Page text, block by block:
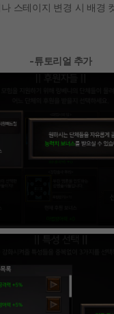
스테이지 변경 시 배경
-튜토리얼 추가